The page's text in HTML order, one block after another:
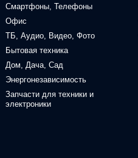
Смартфоны, Телефоны
Офис
ТБ, Аудио, Видео, Фото
Бытовая техника
Дом, Дача, Сад
Энергонезависимость
Запчасти для техники и
электроники